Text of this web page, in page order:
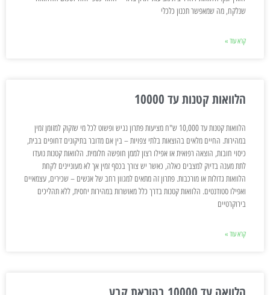
שנלקח, מה שמאפשר תכנון כלכלי
קרא עוד »
הלוואות קטנות עד 10000
הלוואות קטנות עד 10,000 ש"ח מציעות פתרון נגיש ופשוט לכל מי שזקוק למזומן זמין
במהירות. החיים מלאים בהוצאות בלתי צפויות – בין אם מדובר בתיקונים דחופים בבית,
כיסוי חובות, הוצאה רפואית או אפילו רצון לממן חופשה חלומית. הלוואות קטנות נועדו
לתת מענה בדיוק למצבים כאלה, כאשר יש צורך בכסף זמין אך לא מעוניינים לקחת
הלוואות גדולות או מורכבות. פתרון זה מתאים למגוון רחב של אנשים – שכירים, עצמאיים
ואפילו סטודנטים. הלוואות קטנות בדרך כלל מאושרות במהירות יחסית, ללא תהליכים
בירוקרטיים
קרא עוד »